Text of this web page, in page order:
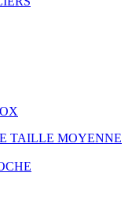
TAILLE MOYENNE